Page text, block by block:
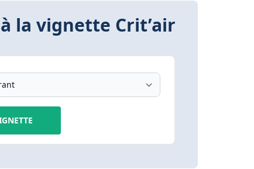
la vignette Crit’air